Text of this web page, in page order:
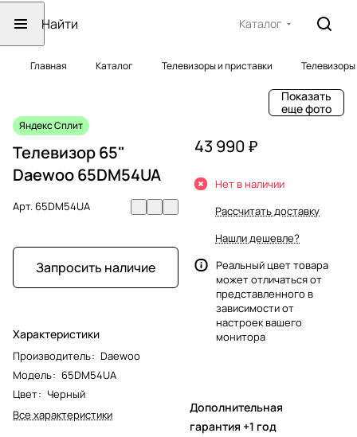
Каталог
Главная Каталог Телевизоры и приставки Телевизоры
Показать
еще фото
Яндекс Сплит
Телевизор 65"
Daewoo 65DM54UA
Арт.65DM54UA
Запросить наличие
Характеристики
Производитель: Daewoo
Модель: 65DM54UA
Цвет: Черный
Все характеристики
43 990 ₽
Нет в наличии
Рассчитать доставку
Нашли дешевле?
Реальный цвет товара
может отличаться от
представленного в
зависимости от
настроек вашего
монитора
Дополнительная
гарантия +1 год